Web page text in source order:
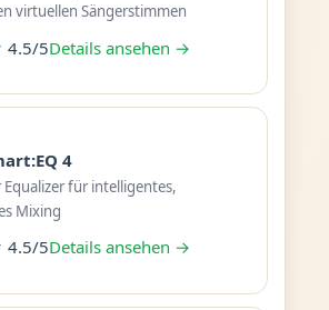
virtuellen Sängerstimmen
5Details ansehen →
4
für intelligentes,
Mixing
5Details ansehen →